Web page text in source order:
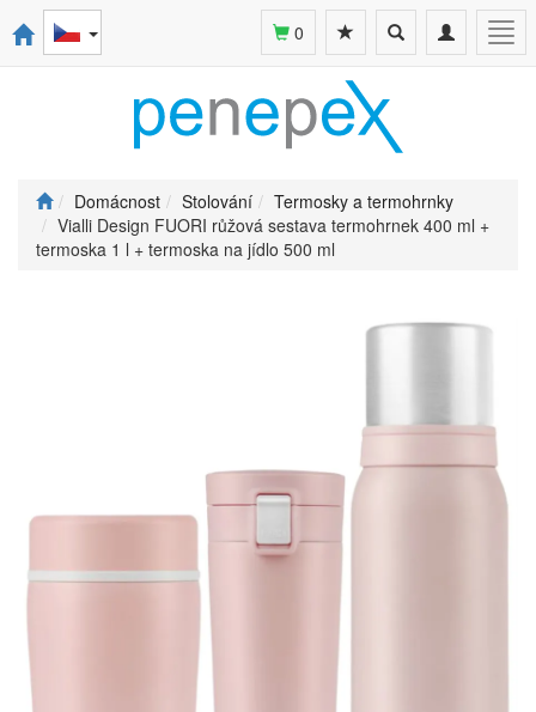
Toggle
navigation
Toggle
search
0
Domácnost Stolování
Termosky a termohrnky
Vialli Design FUORI růžová sestava termohrnek 400 ml +
termoska 1 l + termoska na jídlo 500 ml